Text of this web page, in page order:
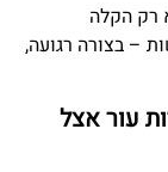
רק הקלה
– בצורה רגועה,
עור אצל